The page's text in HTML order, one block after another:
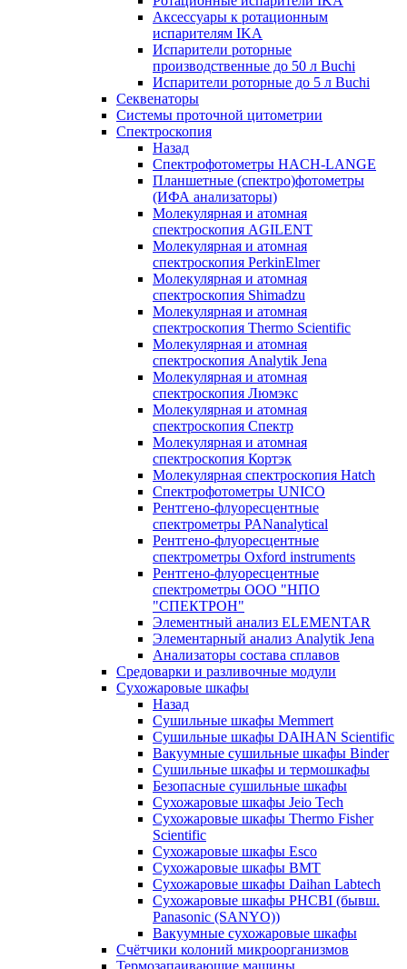
Аксессуары к ротационным
испарителям IKA
Испарители роторные
производственные до 50 л Buchi
Испарители роторные до 5 л Buchi
Секвенаторы
Системы проточной цитометрии
Спектроскопия
Назад
Спектрофотометры HACH-LANGE
Планшетные (спектро)фотометры
(ИФА анализаторы)
Молекулярная и атомная
спектроскопия AGILENT
Молекулярная и атомная
спектроскопия PerkinElmer
Молекулярная и атомная
спектроскопия Shimadzu
Молекулярная и атомная
спектроскопия Thermo Scientific
Молекулярная и атомная
спектроскопия Analytik Jena
Молекулярная и атомная
спектроскопия Люмэкс
Молекулярная и атомная
спектроскопия Спектр
Молекулярная и атомная
спектроскопия Кортэк
Молекулярная спектроскопия Hatch
Спектрофотометры UNICO
Рентгено-флуоресцентные
спектрометры PANanalytical
Рентгено-флуоресцентные
спектрометры Oxford instruments
Рентгено-флуоресцентные
спектрометры ООО "НПО
"СПЕКТРОН"
Элементный анализ ELEMENTAR
Элементарный анализ Analytik Jena
Анализаторы состава сплавов
Средоварки и разливочные модули
Сухожаровые шкафы
Назад
Сушильные шкафы Memmert
Сушильные шкафы DAIHAN Scientific
Вакуумные сушильные шкафы Binder
Сушильные шкафы и термошкафы
Безопасные сушильные шкафы
Сухожаровые шкафы Jeio Tech
Сухожаровые шкафы Thermo Fisher
Scientific
Сухожаровые шкафы Esco
Сухожаровые шкафы BMT
Сухожаровые шкафы Daihan Labtech
Сухожаровые шкафы PHCBI (бывш.
Panasonic (SANYO))
Вакуумные сухожаровые шкафы
Счётчики колоний микроорганизмов
Термозапаивающие машины